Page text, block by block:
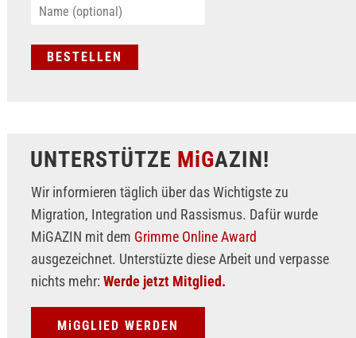
UNTERSTÜTZE MiGAZIN!
Wir informieren täglich über das Wichtigste zu
Migration, Integration und Rassismus. Dafür wurde
MiGAZIN mit dem Grimme Online Award
ausgezeichnet. Unterstüzte diese Arbeit und verpasse
nichts mehr: Werde jetzt Mitglied.
MiGGLIED WERDEN